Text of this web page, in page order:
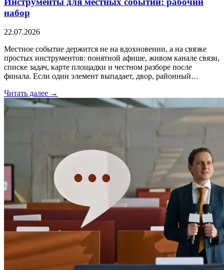
набор
22.07.2026
Местное событие держится не на вдохновении, а на связке
простых инструментов: понятной афише, живом канале связи,
списке задач, карте площадки и честном разборе после
финала. Если один элемент выпадает, двор, районный…
Читать далее →